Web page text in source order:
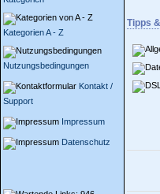
Kategorien A - Z
Nutzungsbedingungen
Kontakt /
Support
Impressum
Datenschutz
Tipps